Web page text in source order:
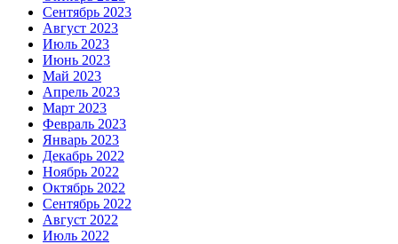
Сентябрь 2023
Август 2023
Июль 2023
Июнь 2023
Май 2023
Апрель 2023
Март 2023
Февраль 2023
Январь 2023
Декабрь 2022
Ноябрь 2022
Октябрь 2022
Сентябрь 2022
Август 2022
Июль 2022